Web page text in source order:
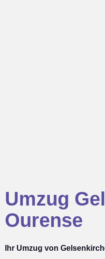
Umzug
Ourense
Ihr Umzug von